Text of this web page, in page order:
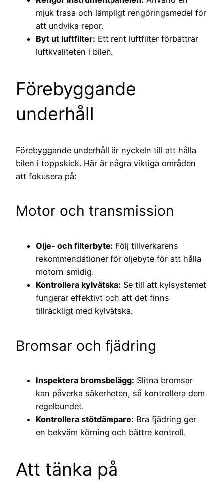
mjuk trasa och lämpligt rengöringsmedel för
att undvika repor.
Byt ut luftfilter: Ett rent luftfilter förbättrar
luftkvaliteten i bilen.
Förebyggande
underhåll
Förebyggande underhåll är nyckeln till att hålla
bilen i toppskick. Här är några viktiga områden
att fokusera på:
Motor och transmission
Olje- och filterbyte: Följ tillverkarens
rekommendationer för oljebyte för att hålla
motorn smidig.
Kontrollera kylvätska: Se till att kylsystemet
fungerar effektivt och att det finns
tillräckligt med kylvätska.
Bromsar och fjädring
Inspektera bromsbelägg: Slitna bromsar
kan påverka säkerheten, så kontrollera dem
regelbundet.
Kontrollera stötdämpare: Bra fjädring ger
en bekväm körning och bättre kontroll.
Att tänka på